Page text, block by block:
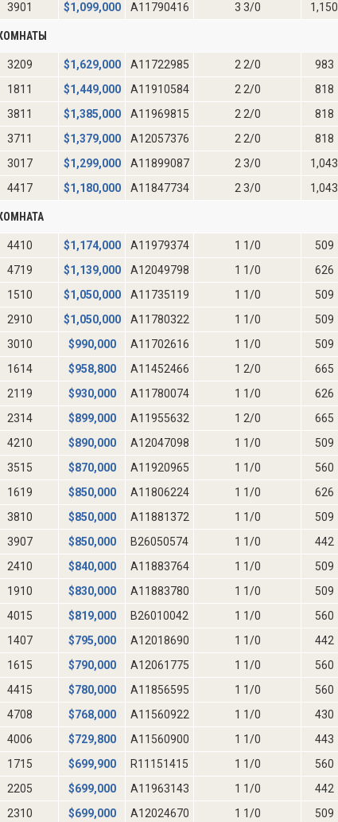
3901
$1,099,000 A11790416 3 3/0 1,150
3209 $1,629,000 A11722985 2 2/0 983
1811
$1,449,000 A11910584 2 2/0 818
3811
$1,385,000 A11969815 2 2/0 818
3711
$1,379,000 A12057376 2 2/0 818
3017
$1,299,000 A11899087 2 3/0 1,043
4417
$1,180,000 A11847734 2 3/0 1,043
4410 $1,174,000 A11979374 1 1/0 509
4719
$1,139,000 A12049798 1 1/0 626
1510
$1,050,000 A11735119 1 1/0 509
2910
$1,050,000 A11780322 1 1/0 509
3010
$990,000 A11702616 1 1/0 509
1614
$958,800 A11452466 1 2/0 665
2119
$930,000 A11780074 1 1/0 626
2314
$899,000 A11955632 1 2/0 665
4210
$890,000 A12047098 1 1/0 509
3515
$870,000 A11920965 1 1/0 560
1619
$850,000 A11806224 1 1/0 626
3810
$850,000 A11881372 1 1/0 509
3907
$850,000 B26050574 1 1/0 442
2410
$840,000 A11883764 1 1/0 509
1910
$830,000 A11883780 1 1/0 509
4015
$819,000 B26010042 1 1/0 560
1407
$795,000 A12018690 1 1/0 442
1615
$790,000 A12061775 1 1/0 560
4415
$780,000 A11856595 1 1/0 560
4708
$768,000 A11560922 1 1/0 430
4006
$729,800 A11560900 1 1/0 443
1715
$699,900 R11151415 1 1/0 560
2205
$699,000 A11963143 1 1/0 442
2310
$699,000 A12024670 1 1/0 509